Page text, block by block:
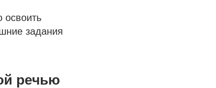
освоить
задания
речью